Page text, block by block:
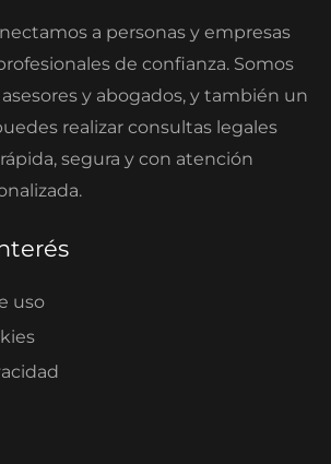
a personas y empresas
de confianza. Somos
y abogados, y también un
realizar consultas legales
segura y con atención
uso